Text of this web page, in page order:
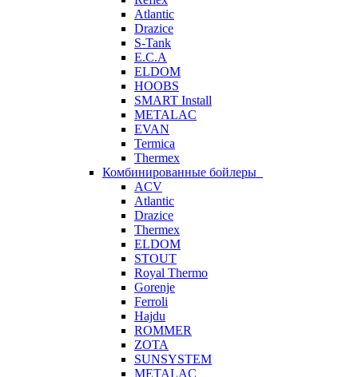
Atlantic
Drazice
S-Tank
E.C.A
ELDOM
HOOBS
SMART Install
METALAC
EVAN
Termica
Thermex
Комбинированные бойлеры
ACV
Atlantic
Drazice
Thermex
ELDOM
STOUT
Royal Thermo
Gorenje
Ferroli
Hajdu
ROMMER
ZOTA
SUNSYSTEM
METALAC